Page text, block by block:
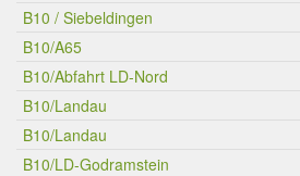
B10 / Siebeldingen
B10/A65
B10/Abfahrt LD-Nord
B10/Landau
B10/Landau
B10/LD-Godramstein